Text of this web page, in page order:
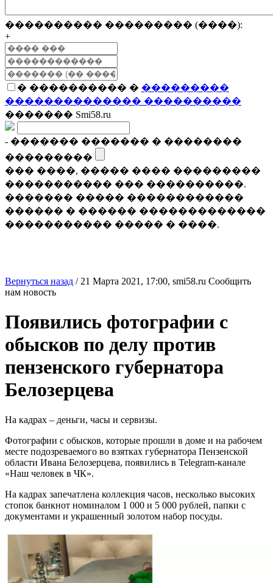
���������� ��������� (����):
+
� ���������� � ���������
�������������� ����������
������� Smi58.ru
- ������� ������� � ��������
���������
��� ����, ����� ���� ���������
����������� ��� ����������.
������� ����� ������������
������ � ������ �������������
����������� ����� � ����.
Вернуться назад / 21 Марта 2021, 17:00, smi58.ru Сообщить
нам новость
Появились фотографии с
обысков по делу против
пензенского губернатора
Белозерцева
На кадрах – деньги, часы и сервизы.
Фотографии с обысков, которые прошли в доме и на рабочем
месте подозреваемого во взятках губернатора Пензенской
области Ивана Белозерцева, появились в Telegram-канале
«Наш человек в ЧК».
На кадрах запечатлена коллекция часов, несколько высоких
стопок банкнот номиналом 1 000 и 5 000 рублей, папки с
документами и украшенный золотом набор посуды.